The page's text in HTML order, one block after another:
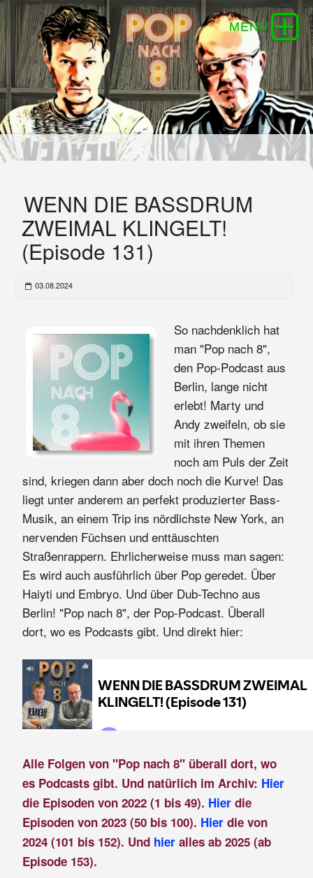
WENN DIE BASSDRUM
ZWEIMAL KLINGELT!
(Episode 131)
03.08.2024
So nachdenklich hat
man "Pop nach 8",
den Pop-Podcast aus
Berlin, lange nicht
erlebt! Marty und
Andy zweifeln, ob sie
mit ihren Themen
noch am Puls der Zeit
sind, kriegen dann aber doch noch die Kurve! Das
liegt unter anderem an perfekt produzierter Bass-
Musik, an einem Trip ins nördlichste New York, an
nervenden Füchsen und enttäuschten
Straßenrappern. Ehrlicherweise muss man sagen:
Es wird auch ausführlich über Pop geredet. Über
Haiyti und Embryo. Und über Dub-Techno aus
Berlin! "Pop nach 8", der Pop-Podcast. Überall
dort, wo es Podcasts gibt. Und direkt hier:
Alle Folgen von "Pop nach 8" überall dort, wo
es Podcasts gibt. Und natürlich im Archiv: Hier
die Episoden von 2022 (1 bis 49). Hierdie
Episoden von 2023 (50 bis 100). Hier die von
2024 (101 bis 152). Und hier alles ab 2025 (ab
Episode 153).